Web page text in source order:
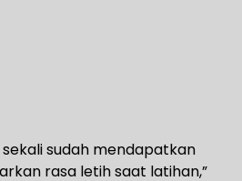
sudah mendapatkan
rasa letih saat latihan,”